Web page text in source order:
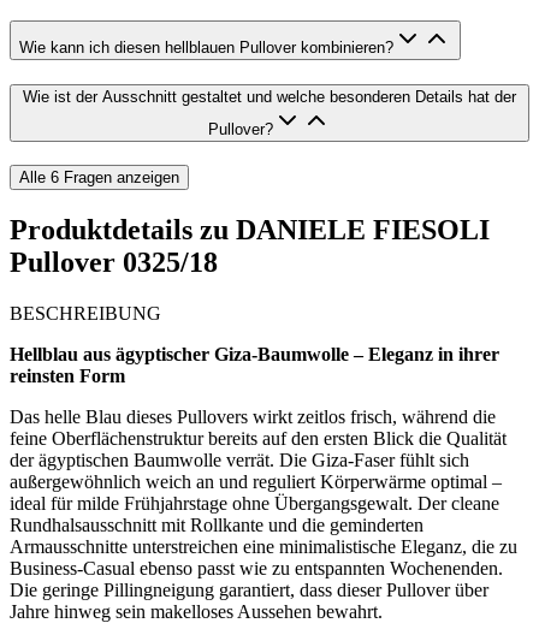
Wie kann ich diesen hellblauen Pullover kombinieren?
Wie ist der Ausschnitt gestaltet und welche besonderen Details hat der
Pullover?
Alle 6 Fragen anzeigen
Produktdetails zu DANIELE FIESOLI
Pullover 0325/18
BESCHREIBUNG
Hellblau aus ägyptischer Giza-Baumwolle – Eleganz in ihrer
reinsten Form
Das helle Blau dieses Pullovers wirkt zeitlos frisch, während die
feine Oberflächenstruktur bereits auf den ersten Blick die Qualität
der ägyptischen Baumwolle verrät. Die Giza-Faser fühlt sich
außergewöhnlich weich an und reguliert Körperwärme optimal –
ideal für milde Frühjahrstage ohne Übergangsgewalt. Der cleane
Rundhalsausschnitt mit Rollkante und die geminderten
Armausschnitte unterstreichen eine minimalistische Eleganz, die zu
Business-Casual ebenso passt wie zu entspannten Wochenenden.
Die geringe Pillingneigung garantiert, dass dieser Pullover über
Jahre hinweg sein makelloses Aussehen bewahrt.